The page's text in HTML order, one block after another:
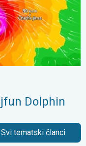
Dolphin
Svi tematski članci